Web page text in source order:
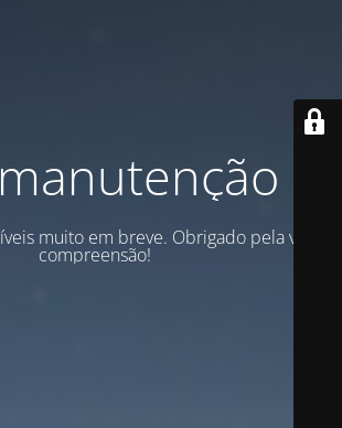
muito em breve. Obrigado pela vossa
compreensão!